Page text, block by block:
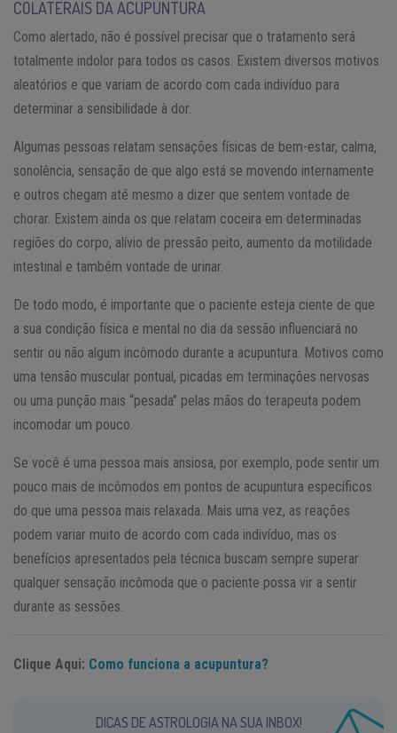
COLATERAIS DA ACUPUNTURA
Como alertado, não é possível precisar que o tratamento será
totalmente indolor para todos os casos. Existem diversos motivos
aleatórios e que variam de acordo com cada indivíduo para
determinar a sensibilidade à dor.
Algumas pessoas relatam sensações físicas de bem-estar, calma,
sonolência, sensação de que algo está se movendo internamente
e outros chegam até mesmo a dizer que sentem vontade de
chorar. Existem ainda os que relatam coceira em determinadas
regiões do corpo, alívio de pressão peito, aumento da motilidade
intestinal e também vontade de urinar.
De todo modo, é importante que o paciente esteja ciente de que
a sua condição física e mental no dia da sessão influenciará no
sentir ou não algum incômodo durante a acupuntura. Motivos como
uma tensão muscular pontual, picadas em terminações nervosas
ou uma punção mais “pesada” pelas mãos do terapeuta podem
incomodar um pouco.
Se você é uma pessoa mais ansiosa, por exemplo, pode sentir um
pouco mais de incômodos em pontos de acupuntura específicos
do que uma pessoa mais relaxada. Mais uma vez, as reações
podem variar muito de acordo com cada indivíduo, mas os
benefícios apresentados pela técnica buscam sempre superar
qualquer sensação incômoda que o paciente possa vir a sentir
durante as sessões.
Clique Aqui: Como funciona a acupuntura?
DICAS DE ASTROLOGIA NA SUA INBOX!